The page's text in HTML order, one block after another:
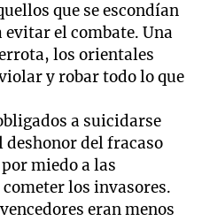
que se escondían
evitar el combate. Una
los orientales
y robar todo lo que
a suicidarse
deshonor del fracaso
miedo a las
los invasores.
eran menos